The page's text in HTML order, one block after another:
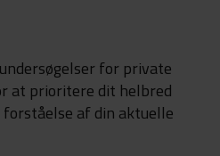
for private
at prioritere dit helbred
af din aktuelle